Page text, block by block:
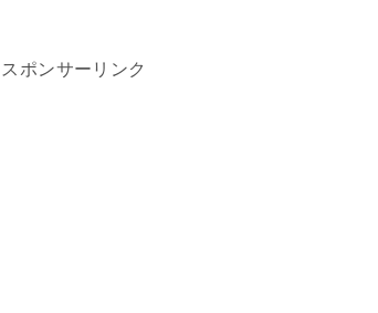
スポンサーリンク